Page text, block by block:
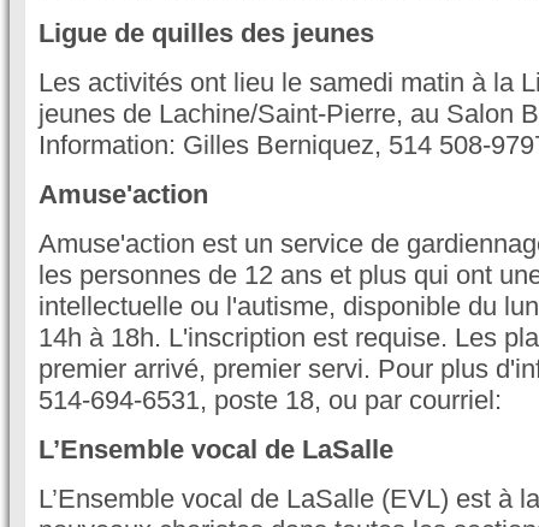
Ligue de quilles des jeunes
Les activités ont lieu le samedi matin à la
jeunes de Lachine/Saint-Pierre, au Salon
Information: Gilles Berniquez, 514 508-
Amuse'action
Amuse'action est un service de
les personnes de 12 ans et plus qui ont
intellectuelle ou l'autisme, disponible du
14h à 18h. L'inscription est requise. Les
premier arrivé, premier servi. Pour plus
514-694-6531, poste 18, ou par courriel:
L’Ensemble vocal de LaSalle
L’Ensemble vocal de LaSalle (EVL) est à